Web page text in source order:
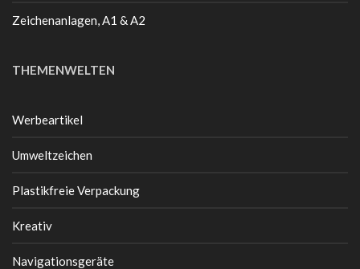
Zeichenanlagen, A1 & A2
THEMENWELTEN
Werbeartikel
Umweltzeichen
Plastikfreie Verpackung
Kreativ
Navigationsgeräte